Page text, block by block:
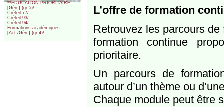
**EDUCATION PRIORITAIRE
[Gén.] (gr 5)/
Créteil 77/
Créteil 93/
Créteil 94/
Formations académiques
[Act./Gén.] (gr 4)/
L’offre de formation
Retrouvez les parcours
formation continue
prioritaire.
Un parcours de
autour d’un thème ou
Chaque module peut être